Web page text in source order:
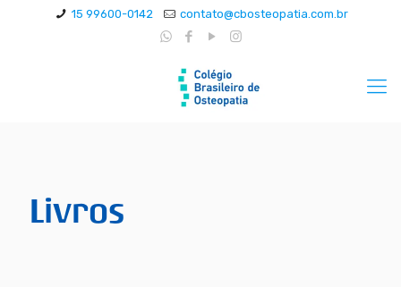
15 99600-0142 contato@cbosteopatia.com.br
Livros